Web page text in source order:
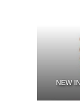
NEW